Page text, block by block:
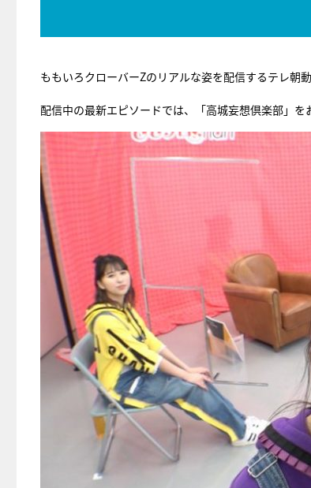
ももいろクローバーZのリアルな姿を配信するテレ朝
配信中の最新エピソードでは、「高城妄想倶楽部」を